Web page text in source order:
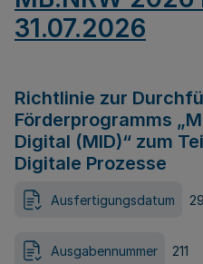
31.07.2026
Richtlinie zur
Förderprogramms
Digital (MID)“ zum
Digitale Prozesse
Ausfertigungsdatum
Ausgabennummer 211